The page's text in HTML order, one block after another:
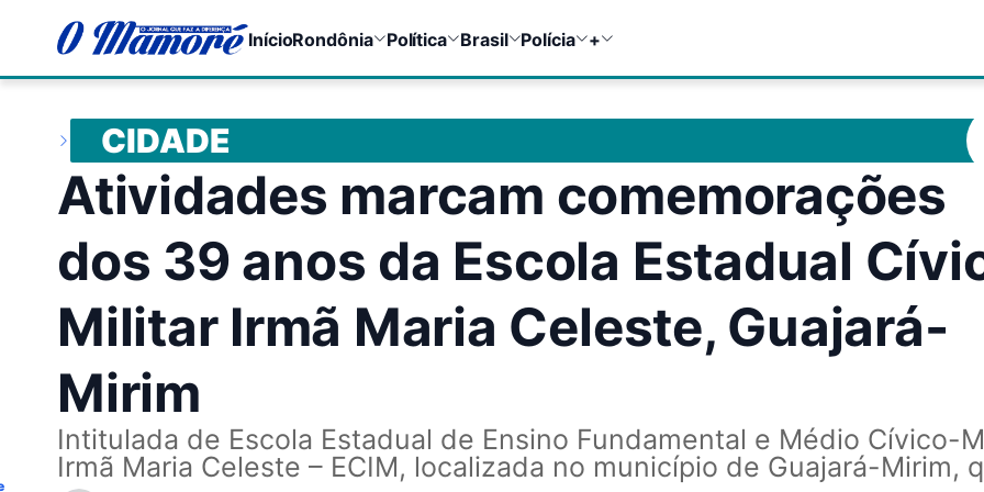
InícioRondônia Política Brasil Polícia +
CIDADE
Atividades marcam comemorações
dos 39 anos da Escola Estadual
Militar Irmã Maria Celeste, Guajará-
Mirim
Intitulada de Escola Estadual de Ensino Fundamental e Médio Cívico-
Irmã Maria Celeste – ECIM, localizada no município de Guajará-Mirim,